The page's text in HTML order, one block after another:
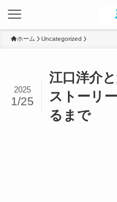
ホーム Uncategorized
江口洋介
ストーリ
るまで
2025
1/25